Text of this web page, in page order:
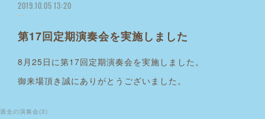
2019.10.05 13:20
第17回定期演奏会を実施しました
8月25日に第17回定期演奏会を実施しました。
御来場頂き誠にありがとうございました。
過去の演奏会 (3)